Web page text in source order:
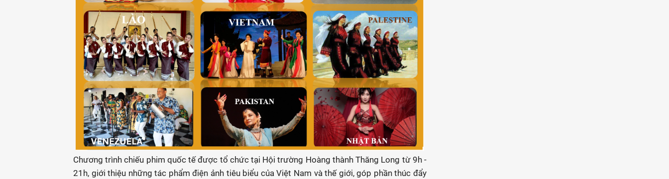
Chương trình chiếu phim quốc tế được tổ chức tại Hội trường Hoàng thành Thăng Long từ 9h -
21h, giới thiệu những tác phẩm điện ảnh tiêu biểu của Việt Nam và thế giới, góp phần thúc đẩy